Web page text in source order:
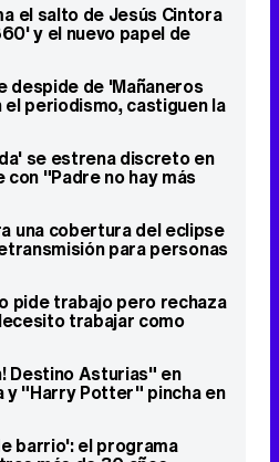
el salto de Jesús Cintora
y el nuevo papel de
despide de 'Mañaneros
periodismo, castiguen la
se estrena discreto en
con "Padre no hay más
una cobertura del eclipse
para personas
pide trabajo pero rechaza
trabajar como
Destino Asturias" en
y "Harry Potter" pincha en
barrio': el programa